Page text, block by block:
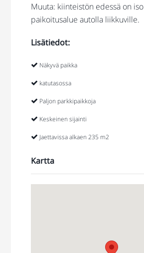
Muuta: kiinteistön edessä on iso
paikoitusalue autolla liikkuville.
Lisätiedot:
Näkyvä paikka
katutasossa
Paljon parkkipaikkoja
Keskeinen sijainti
Jaettavissa alkaen 235 m2
Kartta